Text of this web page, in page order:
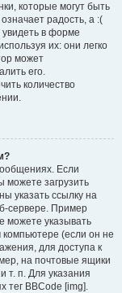
которые могут быть
радость, а :(
увидеть в форме
их: они легко
может
его.
количество
Если
можете загрузить
указать ссылку на
сервере. Пример
можете указывать
(если он не
для доступа к
на почтовые ящики
т. п. Для указания
тег BBCode [img].